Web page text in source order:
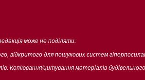
може не поділяти.
відкритого для пошукових систем
Копіювання/цитування матеріалів